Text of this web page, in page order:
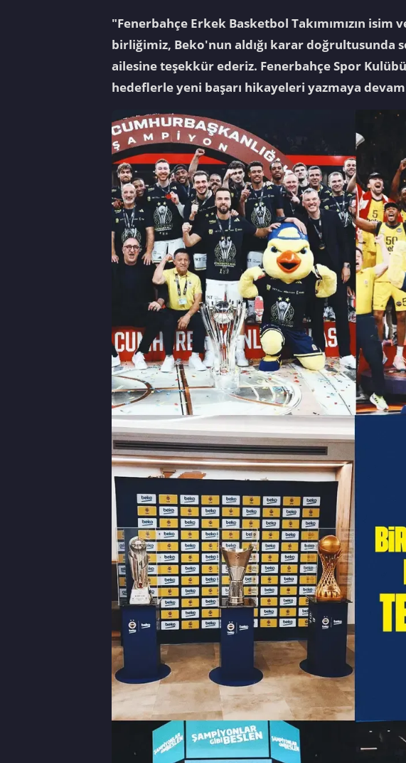
"Fenerbahçe Erkek Basketbol Takımımızın
birliğimiz, Beko'nun aldığı karar doğrultusunda
ailesine teşekkür ederiz. Fenerbahçe Spor
hedeflerle yeni başarı hikayeleri yazmaya